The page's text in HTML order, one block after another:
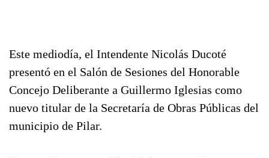
Este mediodía, el Intendente Nicolás Ducoté
presentó en el Salón de Sesiones del Honorable
Concejo Deliberante a Guillermo Iglesias como
nuevo titular de la Secretaría de Obras Públicas del
municipio de Pilar.